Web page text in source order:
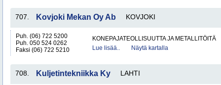
707. Kovjoki Mekan Oy Ab KOVJOKI
Puh. (06) 722 5200
Puh. 050 524 0262
Faksi (06) 722 5210
KONEPAJATEOLLISUUTTA JA METALLITÖITÄ
Lue lisää..
Näytä kartalla
708. Kuljetintekniikka Ky LAHTI